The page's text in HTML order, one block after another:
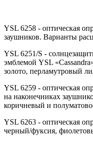
YSL 6258 - оптическая
заушников. Варианты
YSL 6251/S -
эмблемой YSL
золото, перламутровый
YSL 6259 - оптическая
на наконечниках
коричневый и
YSL 6263 - оптическая
черный/фуксия,